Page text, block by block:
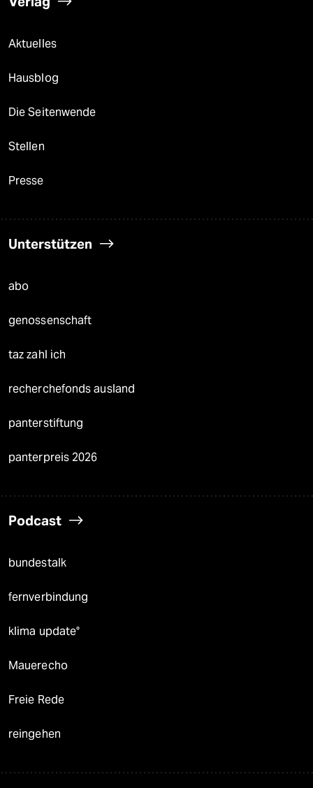
Aktuelles
Hausblog
Die Seitenwende
Stellen
Presse
Unterstützen
abo
genossenschaft
taz zahl ich
recherchefonds ausland
panterstiftung
panterpreis 2026
Podcast
bundestalk
fernverbindung
klima update°
Mauerecho
Freie Rede
reingehen